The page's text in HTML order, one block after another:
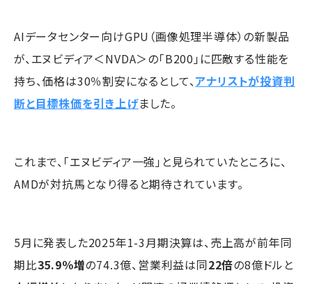
AIデータセンター向けGPU（画像処理半導体）の新製品
が、エヌビディア＜NVDA＞の「B200」に匹敵する性能を
持ち、価格は30％割安になるとして、アナリストが投資判
断と目標株価を引き上げました。
これまで、「エヌビディア一強」と見られていたところに、
AMDが対抗馬となり得ると期待されています。
5月に発表した2025年1-3月期決算は、売上高が前年同
期比35.9％増の74.3億、営業利益は同22倍の8億ドルと